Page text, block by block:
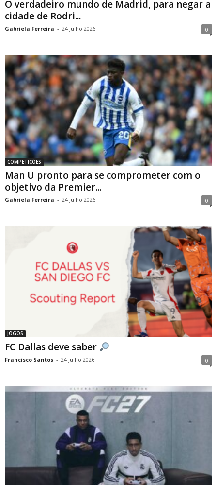
O verdadeiro mundo de Madrid, para negar a
cidade de Rodri...
Gabriela Ferreira - 24 Julho 2026 0
COMPETIÇÕES
Man U pronto para se comprometer com o
objetivo da Premier...
Gabriela Ferreira - 24 Julho 2026 0
JOGOS
FC Dallas deve saber
Francisco Santos - 24 Julho 2026 0